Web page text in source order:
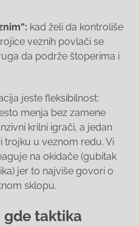
kad želi da kontroliše
veznih povlači se
da podrže štoperima i
jeste fleksibilnost:
menja bez zamene
krilni igrači, a jedan
trojku u veznom redu. Vi
na okidače (gubitak
jer to najviše govori o
sklopu.
gde taktika